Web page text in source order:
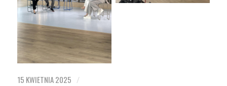
15 KWIETNIA 2025 /